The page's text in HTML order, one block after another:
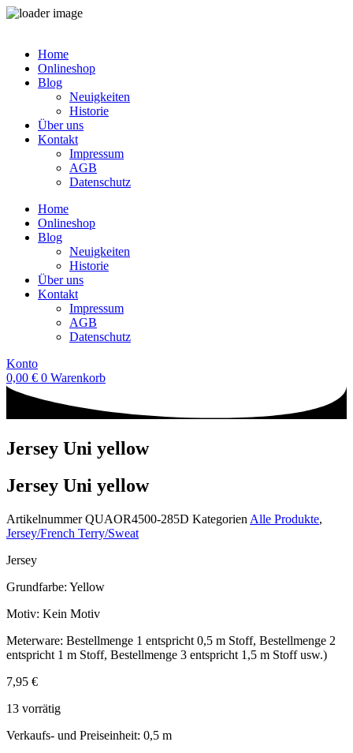
springenHome
Onlineshop
Blog
Neuigkeiten
Historie
Über uns
Kontakt
Impressum
AGB
Datenschutz
Home
Onlineshop
Blog
Neuigkeiten
Historie
Über uns
Kontakt
Impressum
AGB
Datenschutz
Konto
0,00 € 0 Warenkorb
Jersey Uni yellow
Jersey Uni yellow
ArtikelnummerQUAOR4500-285D Kategorien Alle Produkte,
Jersey/French Terry/Sweat
Jersey
Grundfarbe: Yellow
Motiv: Kein Motiv
Meterware: Bestellmenge 1 entspricht 0,5 m Stoff, Bestellmenge 2
entspricht 1 m Stoff, Bestellmenge 3 entspricht 1,5 m Stoff usw.)
7,95 €
13 vorrätig
Verkaufs- und Preiseinheit: 0,5 m